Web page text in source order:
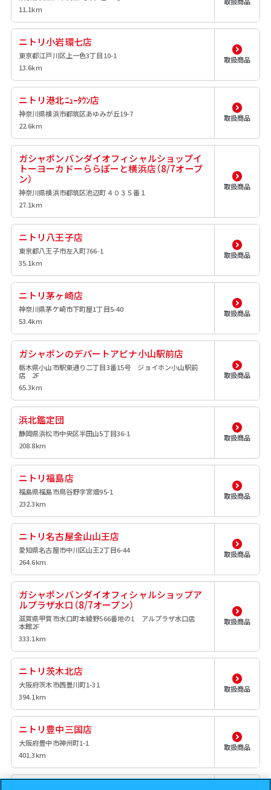
11.1km
ニトリ小岩環七店
東京都江戸川区上一色3丁目10-1
13.6km
取扱商品
ニトリ港北ﾆｭｰﾀｳﾝ店
神奈川県横浜市都筑区あゆみが丘19-7
22.6km
取扱商品
ガシャポンバンダイオフィシャルショップイ
トーヨーカドーららぽーと横浜店（8/7オープ
ン）
神奈川県横浜市都筑区池辺町４０３５番１
27.1km
取扱商品
ニトリ八王子店
東京都八王子市左入町766-1
35.1km
取扱商品
ニトリ茅ヶ崎店
神奈川県茅ケ崎市下町屋1丁目5-40
53.4km
取扱商品
ガシャポンのデパートアピナ小山駅前店
栃木県小山市駅東通り二丁目3番15号 ジョイホン小山駅前
店 2F
65.3km
取扱商品
浜北鑑定団
静岡県浜松市中央区半田山5丁目36-1
208.8km
取扱商品
ニトリ福島店
福島県福島市鳥谷野字宮畑95-1
232.3km
取扱商品
ニトリ名古屋金山山王店
愛知県名古屋市中川区山王2丁目6-44
264.6km
取扱商品
ガシャポンバンダイオフィシャルショップア
ルプラザ水口（8/7オープン）
滋賀県甲賀市水口町本綾野566番地の1 アルプラザ水口店
本館2F
333.1km
取扱商品
ニトリ茨木北店
大阪府茨木市西豊川町1-31
394.1km
取扱商品
ニトリ豊中三国店
大阪府豊中市神州町1-1
401.3km
取扱商品